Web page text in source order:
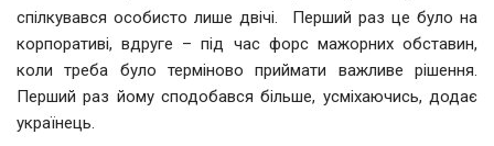
спілкувався особисто лише двічі. Перший раз це було на
корпоративі, вдруге – під час форс мажорних обставин,
коли треба було терміново приймати важливе рішення.
Перший раз йому сподобався більше, усміхаючись, додає
українець.